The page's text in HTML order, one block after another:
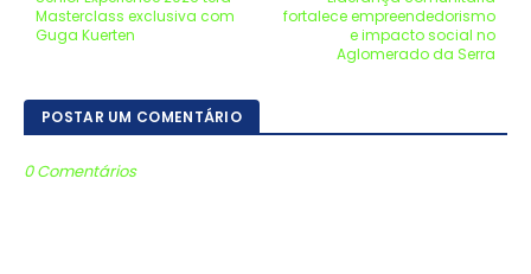
fortalece empreendedorismo
e impacto social no
Aglomerado da Serra
Masterclass exclusiva com
Guga Kuerten
POSTAR UM COMENTÁRIO
0 Comentários